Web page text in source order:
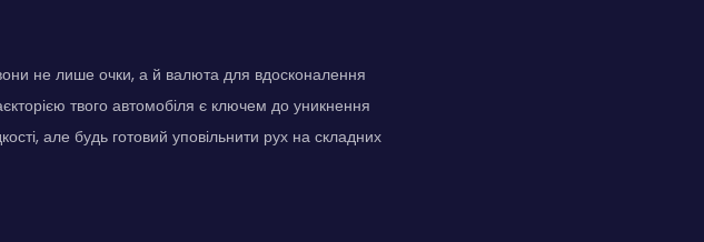
не лише очки, а й валюта для вдосконалення
твого автомобіля є ключем до уникнення
але будь готовий уповільнити рух на складних